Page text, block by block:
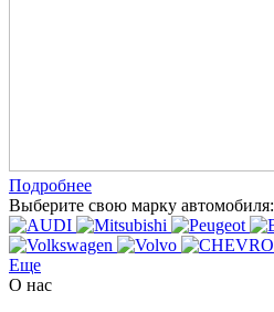
Подробнее
Выберите свою марку автомобиля:
Еще
О нас